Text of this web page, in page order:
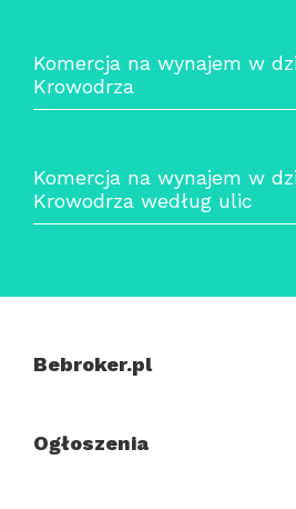
Komercja na wynajem w
Krowodrza
Komercja na wynajem w
Krowodrza według ulic
Bebroker.pl
Ogłoszenia